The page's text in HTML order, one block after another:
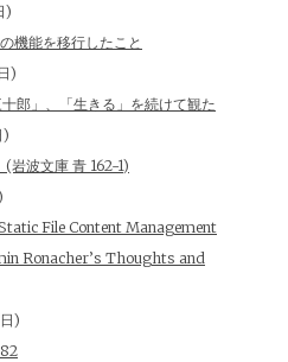
)
機能を移行したこと
)
郎」、「生きる」を続けて観た
)
岩波文庫 青 162-1)
File Content Management
Ronacher’s Thoughts and
)